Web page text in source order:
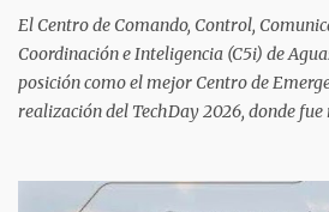
interesados deben acudir a la Dirección
El Centro de Comando, Control,
Coordinación e Inteligencia (C5i) de
posición como el mejor Centro de
realización del TechDay 2026, donde fue
seguridad pública y la atención de